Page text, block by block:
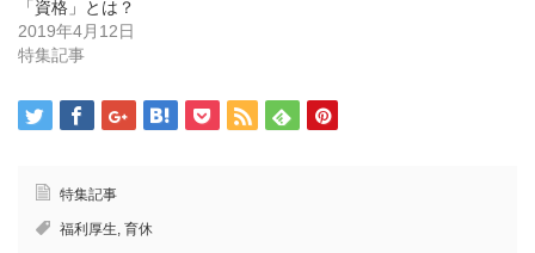
ン
ド
ウ
ま
す)
「資格」とは？
2019年4月12日
特集記事
特集記事
福利厚生, 育休